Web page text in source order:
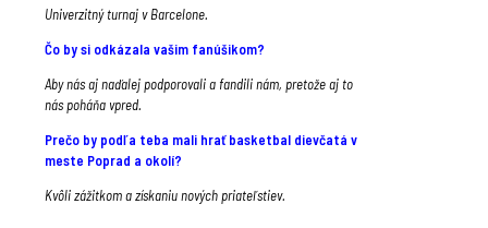
Univerzitný turnaj v Barcelone.
Čo by si odkázala vašim fanúšikom?
Aby nás aj naďalej podporovali a fandili nám, pretože aj to
nás poháňa vpred.
Prečo by podľa teba mali hrať basketbal dievčatá v
meste Poprad a okolí?
Kvôli zážitkom a získaniu nových priateľstiev.